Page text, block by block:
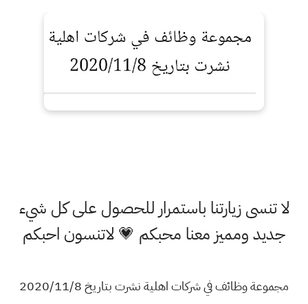
لا تنسى زيارتنا باستمرار للحصول على كل شيء
جديد ومميز معنا محبكم 💗 لاتنسون احبكم
مجموعة وظائف في شركات اهلية نشرت بتاريخ 2020/11/8